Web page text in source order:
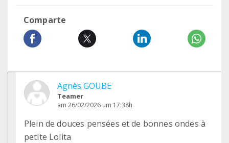
Comparte
Agnès GOUBE
Teamer
am 26/02/2026 um 17:38h
Plein de douces pensées et de bonnes ondes à
petite Lolita